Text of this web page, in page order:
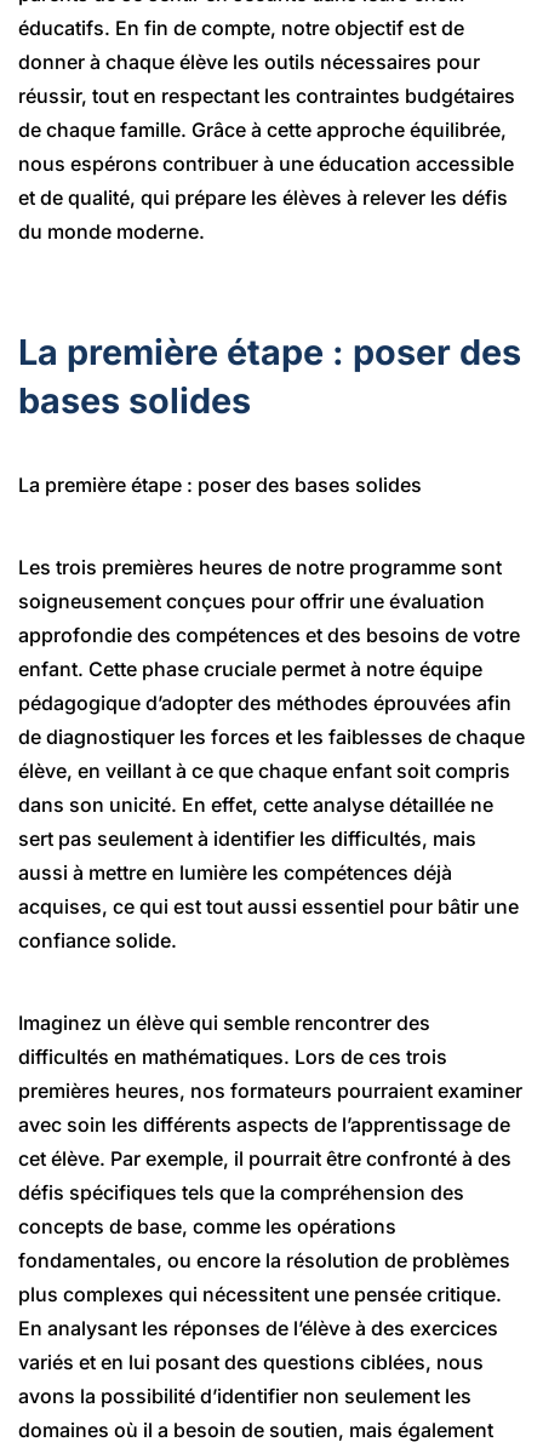
éducatifs. En fin de compte, notre objectif est de
donner à chaque élève les outils nécessaires pour
réussir, tout en respectant les contraintes budgétaires
de chaque famille. Grâce à cette approche équilibrée,
nous espérons contribuer à une éducation accessible
et de qualité, qui prépare les élèves à relever les défis
du monde moderne.
La première étape : poser des
bases solides
La première étape : poser des bases solides
Les trois premières heures de notre programme sont
soigneusement conçues pour offrir une évaluation
approfondie des compétences et des besoins de votre
enfant. Cette phase cruciale permet à notre équipe
pédagogique d’adopter des méthodes éprouvées afin
de diagnostiquer les forces et les faiblesses de chaque
élève, en veillant à ce que chaque enfant soit compris
dans son unicité. En effet, cette analyse détaillée ne
sert pas seulement à identifier les difficultés, mais
aussi à mettre en lumière les compétences déjà
acquises, ce qui est tout aussi essentiel pour bâtir une
confiance solide.
Imaginez un élève qui semble rencontrer des
difficultés en mathématiques. Lors de ces trois
premières heures, nos formateurs pourraient examiner
avec soin les différents aspects de l’apprentissage de
cet élève. Par exemple, il pourrait être confronté à des
défis spécifiques tels que la compréhension des
concepts de base, comme les opérations
fondamentales, ou encore la résolution de problèmes
plus complexes qui nécessitent une pensée critique.
En analysant les réponses de l’élève à des exercices
variés et en lui posant des questions ciblées, nous
avons la possibilité d’identifier non seulement les
domaines où il a besoin de soutien, mais également